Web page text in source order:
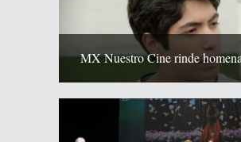
MX Nuestro Cine rinde